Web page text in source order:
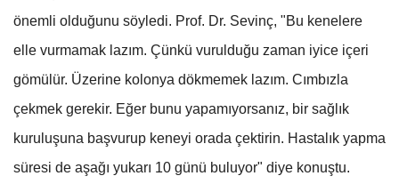
önemli olduğunu söyledi. Prof. Dr. Sevinç, "Bu kenelere
elle vurmamak lazım. Çünkü vurulduğu zaman iyice içeri
gömülür. Üzerine kolonya dökmemek lazım. Cımbızla
çekmek gerekir. Eğer bunu yapamıyorsanız, bir sağlık
kuruluşuna başvurup keneyi orada çektirin. Hastalık yapma
süresi de aşağı yukarı 10 günü buluyor" diye konuştu.